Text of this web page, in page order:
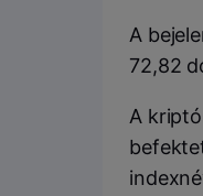
A
72,82
A